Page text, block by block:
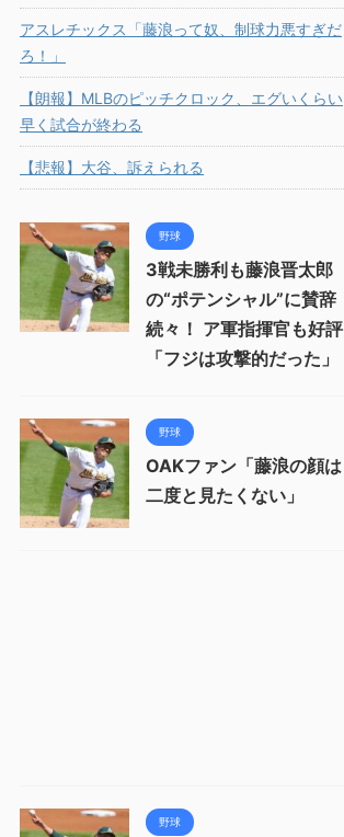
アスレチックス「藤浪って奴、制球力悪すぎだ
ろ！」
【朗報】MLBのピッチクロック、エグいくらい
早く試合が終わる
【悲報】大谷、訴えられる
野球
3戦未勝利も藤浪晋太郎
の“ポテンシャル”に賛辞
続々！ ア軍指揮官も好評
「フジは攻撃的だった」
野球
OAKファン「藤浪の顔は
二度と見たくない」
野球